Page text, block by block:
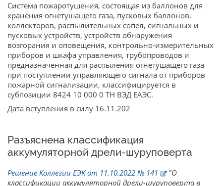
Система пожаротушения, состоящая из баллонов для
хранения огнетушащего газа, пусковых баллонов,
коллекторов, распылительных сопел, сигнальных и
пусковых устройств, устройств обнаружения
возгорания и оповещения, контрольно-измерительных
приборов и шкафа управления, трубопроводов и
предназначенная для распыления огнетушащего газа
при поступлении управляющего сигнала от приборов
пожарной сигнализации, классифицируется в
субпозиции 8424 10 000 0 ТН ВЭД ЕАЭС.
Дата вступления в силу 16.11.202
Разъяснена классификация
аккумуляторной дрели-шуруповерта
Решение Коллегии ЕЭК от 11.10.2022 № 141
"О
классификации аккумуляторной дрели-шуруповерта в